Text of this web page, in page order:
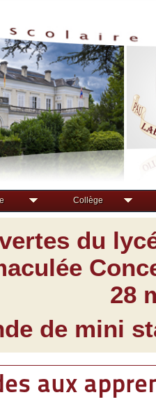
Collège
du
28
de mini
aux